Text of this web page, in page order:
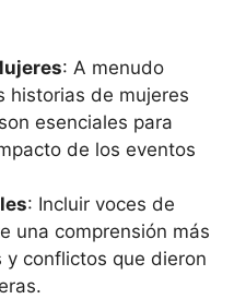
: A menudo
historias de mujeres
esenciales para
de los eventos
: Incluir voces de
una comprensión más
y conflictos que dieron